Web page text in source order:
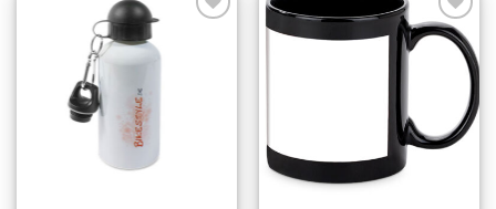
ønskeliste
Tilføj til
ønskeliste